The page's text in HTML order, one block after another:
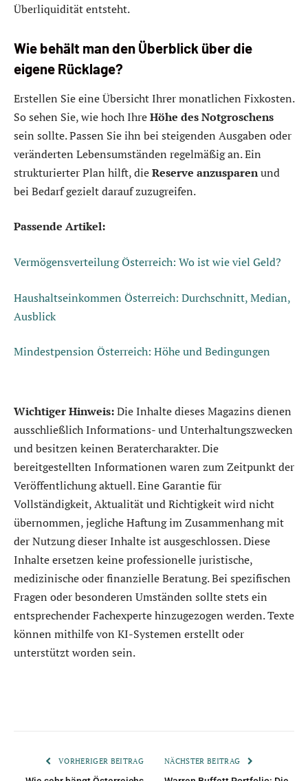
Überliquidität entsteht.
Wie behält man den Überblick über die
eigene Rücklage?
Erstellen Sie eine Übersicht Ihrer monatlichen Fixkosten.
So sehen Sie, wie hoch IhreHöhe des Notgroschens
sein sollte. Passen Sie ihn bei steigenden Ausgaben oder
veränderten Lebensumständen regelmäßig an. Ein
strukturierter Plan hilft, dieReserve anzusparenund
bei Bedarf gezielt darauf zuzugreifen.
Passende Artikel:
Vermögensverteilung Österreich: Wo ist wie viel Geld?
Haushaltseinkommen Österreich: Durchschnitt, Median,
Ausblick
Mindestpension Österreich: Höhe und Bedingungen
Wichtiger Hinweis:Die Inhalte dieses Magazins dienen
ausschließlich Informations- und Unterhaltungszwecken
und besitzen keinen Beratercharakter. Die
bereitgestellten Informationen waren zum Zeitpunkt der
Veröffentlichung aktuell. Eine Garantie für
Vollständigkeit, Aktualität und Richtigkeit wird nicht
übernommen, jegliche Haftung im Zusammenhang mit
der Nutzung dieser Inhalte ist ausgeschlossen. Diese
Inhalte ersetzen keine professionelle juristische,
medizinische oder finanzielle Beratung. Bei spezifischen
Fragen oder besonderen Umständen sollte stets ein
entsprechender Fachexperte hinzugezogen werden. Texte
können mithilfe von KI-Systemen erstellt oder
unterstützt worden sein.
VORHERIGER BEITRAG NÄCHSTER BEITRAG